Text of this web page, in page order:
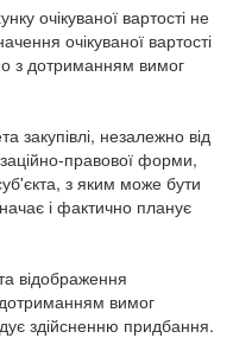
очікуваної вартості не
очікуваної вартості
з дотриманням вимог
закупівлі, незалежно від
правової форми,
з яким може бути
і фактично планує
відображення
дотриманням вимог
здійсненню придбання.